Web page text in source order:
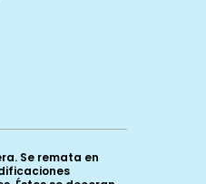
Se remata en